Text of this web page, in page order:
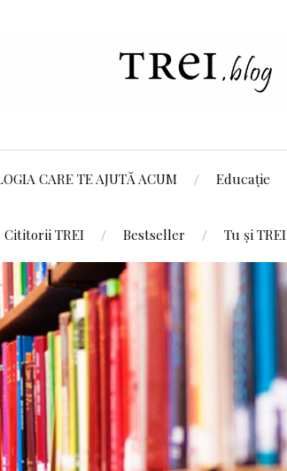
CARE TE AJUTĂ ACUM Educație
Cititorii TREI Bestseller Tu și TREI